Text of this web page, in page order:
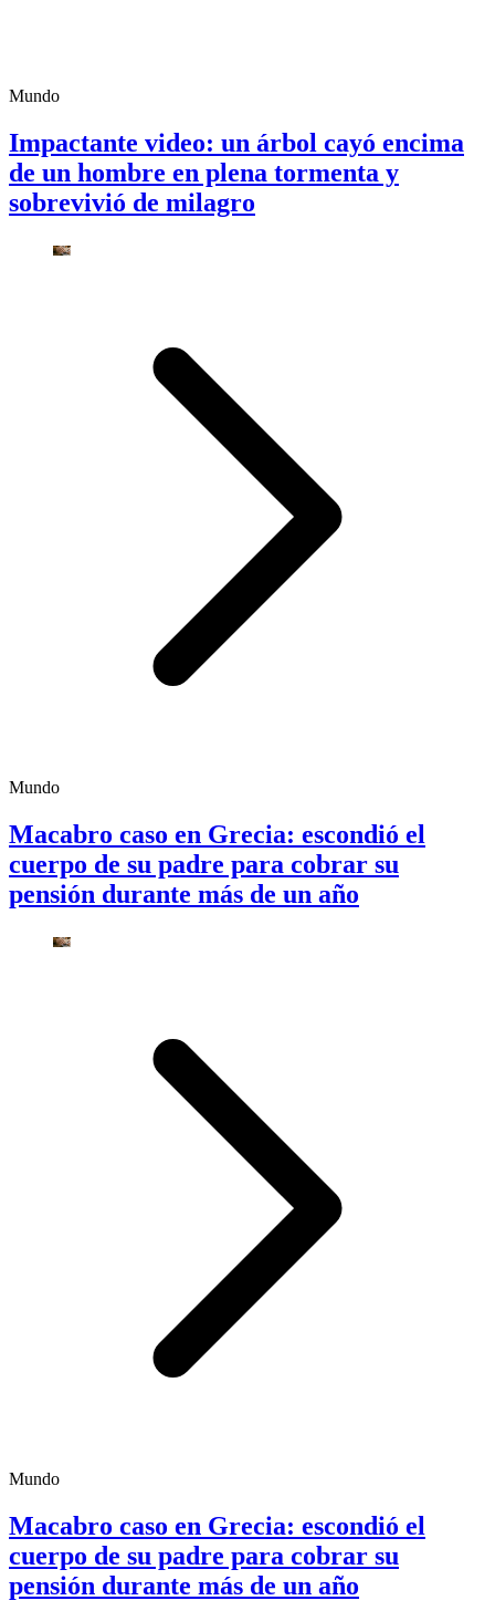
Mundo
Impactante video: un árbol cayó encima
de un hombre en plena tormenta y
sobrevivió de milagro
Mundo
Macabro caso en Grecia: escondió el
cuerpo de su padre para cobrar su
pensión durante más de un año
Mundo
Macabro caso en Grecia: escondió el
cuerpo de su padre para cobrar su
pensión durante más de un año